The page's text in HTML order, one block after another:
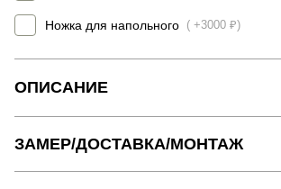
Ножка для напольного ( +3000 ₽)
ОПИСАНИЕ
ЗАМЕР/ДОСТАВКА/МОНТАЖ